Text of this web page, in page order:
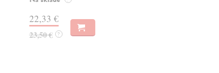
22,33 €
23,50 € ?